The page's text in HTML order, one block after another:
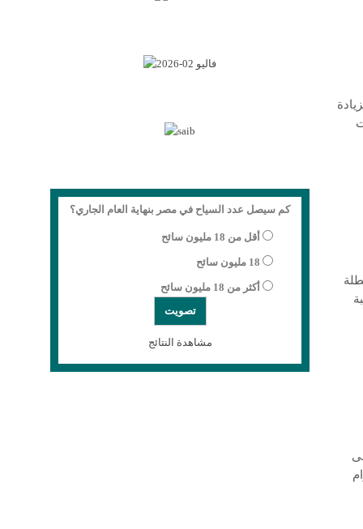
على
كم سيصل عدد السياح في مصر بنهاية العام الجاري؟
أقل من 18 مليون سائح
18 مليون سائح
أكثر من 18 مليون سائح
مشاهدة النتائج